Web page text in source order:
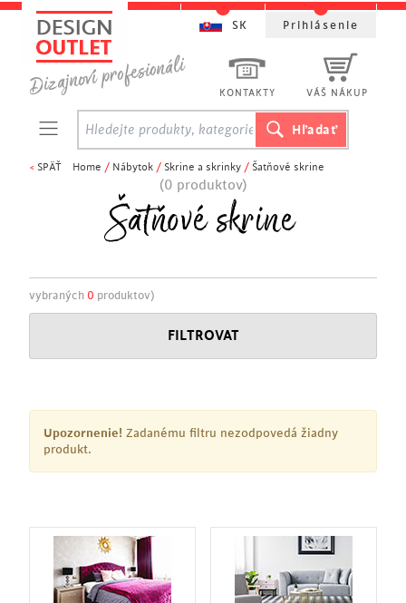
< SPÄŤ Home / Nábytok / Skrine a skrinky / Šatňové skrine
(0 produktov)
Šatňové skrine
vybraných 0 produktov)
FILTROVAT
Upozornenie! Zadanému filtru nezodpovedá žiadny
produkt.
KONTAKTY VÁŠ NÁKUP
SK Prihlásenie